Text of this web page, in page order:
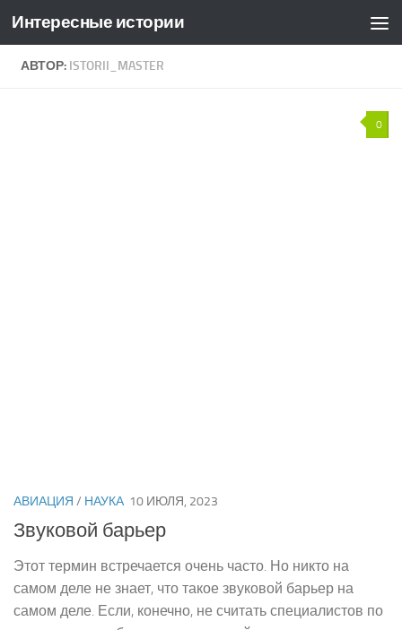
Skip to content
Интересные истории
АВТОР: ISTORII_MASTER
0
АВИАЦИЯ / НАУКА 10 ИЮЛЯ, 2023
Звуковой барьер
Этот термин встречается очень часто. Но никто на
самом деле не знает, что такое звуковой барьер на
самом деле. Если, конечно, не считать специалистов по